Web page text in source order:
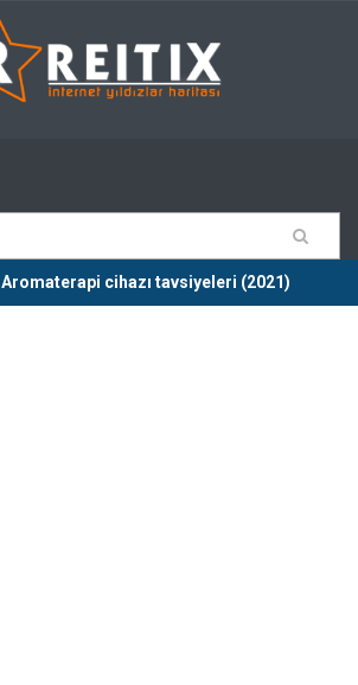
Aromaterapi cihazı tavsiyeleri (2021)